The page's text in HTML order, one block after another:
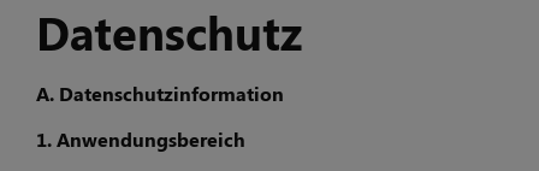
Datenschutz
A. Datenschutzinformation
1. Anwendungsbereich